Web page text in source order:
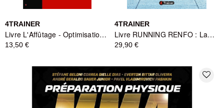
4TRAINER
Livre L'Affûtage - Optimisation Performance Sportive - 4TRAINER
13,50 €
4TRAINER
Livre RUNNING RENFO : La Préparation Physique en Course à Pied - 4TRAINER
29,90 €
favorite_border